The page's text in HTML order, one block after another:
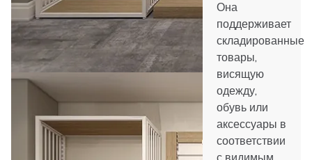
Она
поддерживает
складированные
товары,
висящую
одежду,
обувь или
аксессуары в
соответствии